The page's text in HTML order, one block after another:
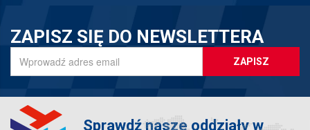
ZAPISZ SIĘ DO NEWSLETTERA
ZAPISZ
Sprawdź nasze oddziały w